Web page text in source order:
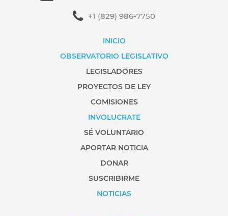
+1 (829) 986-7750
INICIO
OBSERVATORIO LEGISLATIVO
LEGISLADORES
PROYECTOS DE LEY
COMISIONES
INVOLUCRATE
SÉ VOLUNTARIO
APORTAR NOTICIA
DONAR
SUSCRIBIRME
NOTICIAS